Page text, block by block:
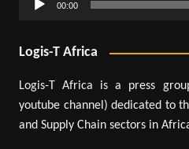
00:00
Logis-T Africa
Logis-T Africa is a press
youtube channel) dedicated to
and Supply Chain sectors in